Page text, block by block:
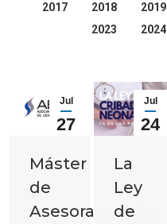
2017
2018 2019
2023
2024
Jul
27
Máster
de
Asesoramiento
Jul
24
La
Ley
de